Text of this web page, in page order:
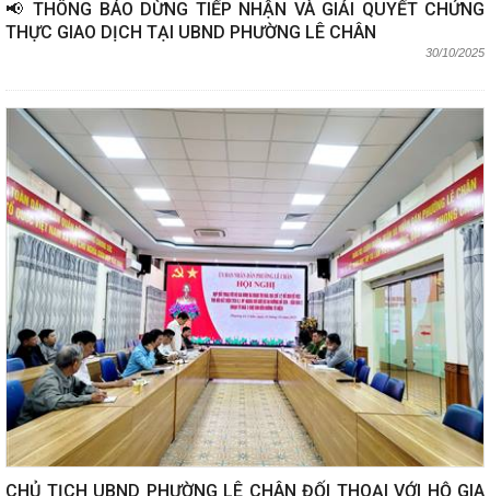
📢 THÔNG BÁO DỪNG TIẾP NHẬN VÀ GIẢI QUYẾT CHỨNG
THỰC GIAO DỊCH TẠI UBND PHƯỜNG LÊ CHÂN
30/10/2025
CHỦ TỊCH UBND PHƯỜNG LÊ CHÂN ĐỐI THOẠI VỚI HỘ GIA